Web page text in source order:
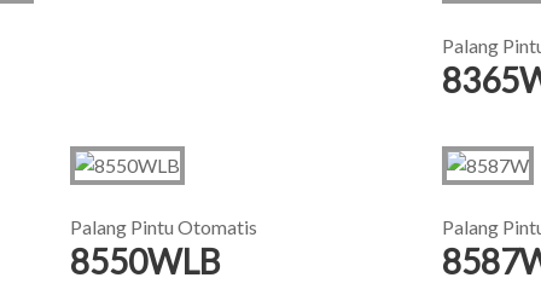
Palang
Palang Pintu Otomatis
8550WLB
Palang